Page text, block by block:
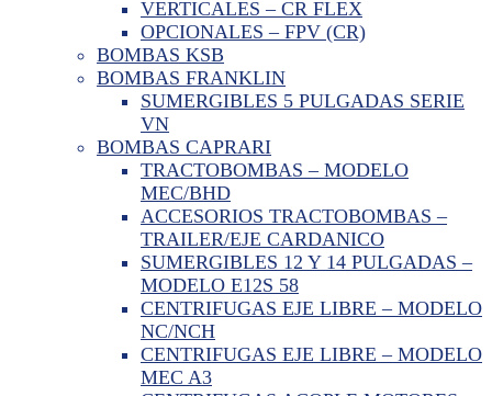
VERTICALES – CR FLEX
OPCIONALES – FPV (CR)
BOMBAS KSB
BOMBAS FRANKLIN
SUMERGIBLES 5 PULGADAS SERIE
VN
BOMBAS CAPRARI
TRACTOBOMBAS – MODELO
MEC/BHD
ACCESORIOS TRACTOBOMBAS –
TRAILER/EJE CARDANICO
SUMERGIBLES 12 Y 14 PULGADAS –
MODELO E12S 58
CENTRIFUGAS EJE LIBRE – MODELO
NC/NCH
CENTRIFUGAS EJE LIBRE – MODELO
MEC A3